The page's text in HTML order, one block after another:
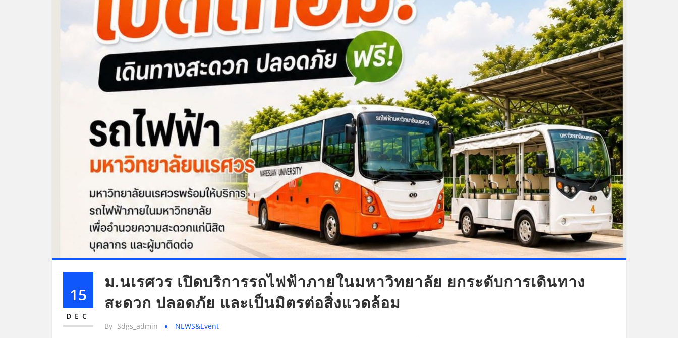
15
DEC
ม.นเรศวร เปิดบริการรถไฟฟ้าภายในมหาวิทยาลัย ยกระดับการเดินทาง
สะดวก ปลอดภัย และเป็นมิตรต่อสิ่งแวดล้อม
By Sdgs_admin NEWS&Event